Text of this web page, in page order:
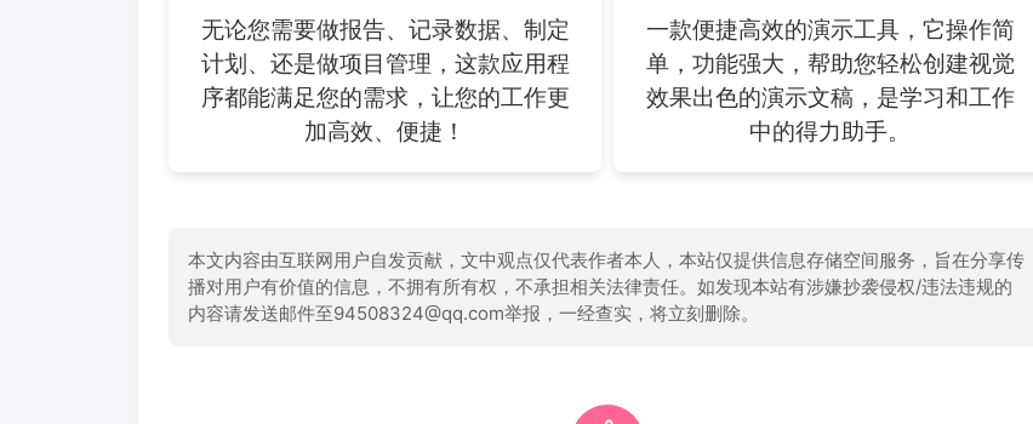
无论您需要做报告、记录数据、制定
计划、还是做项目管理，这款应用程
序都能满足您的需求，让您的工作更
加高效、便捷！
一款便捷高效的演示工具，它操作简
单，功能强大，帮助您轻松创建视觉
效果出色的演示文稿，是学习和工作
中的得力助手。
本文内容由互联网用户自发贡献，文中观点仅代表作者本人，本站仅提供信息存储空间服务，旨在分享传
播对用户有价值的信息，不拥有所有权，不承担相关法律责任。如发现本站有涉嫌抄袭侵权/违法违规的
内容请发送邮件至94508324@qq.com举报，一经查实，将立刻删除。